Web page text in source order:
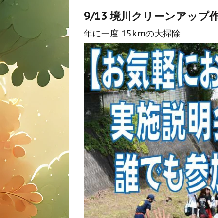
9/13 境川クリーンアップ
年に一度 15kmの大掃除